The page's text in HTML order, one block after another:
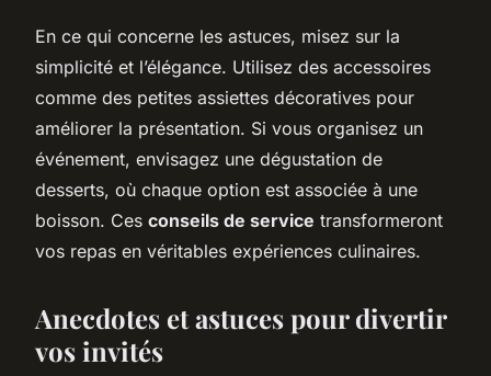
En ce qui concerne les astuces, misez sur la
simplicité et l’élégance. Utilisez des accessoires
comme des petites assiettes décoratives pour
améliorer la présentation. Si vous organisez un
événement, envisagez une dégustation de
desserts, où chaque option est associée à une
boisson. Ces conseils de service transformeront
vos repas en véritables expériences culinaires.
Anecdotes et astuces pour divertir
vos invités